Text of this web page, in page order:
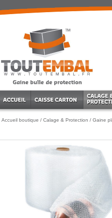
Accueil boutique / Calage & Protection / Gaine